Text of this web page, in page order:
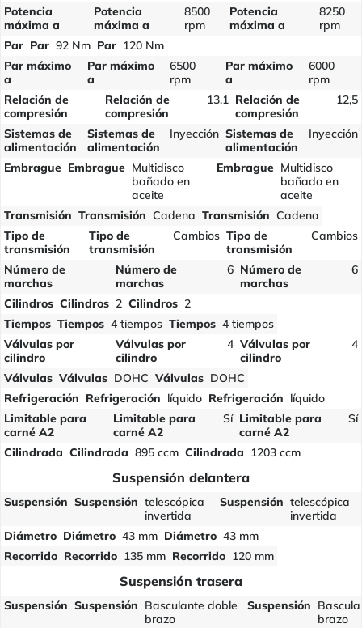
Potencia
máxima a
Potencia
máxima a
8500
rpm
Potencia
máxima a
8250
rpm
Par Par 92 Nm Par 120 Nm
Par máximo
a
Par máximo
a
6500
rpm
Par máximo
a
6000
rpm
Relación de
compresión
Relación de
compresión
13,1 Relación de
compresión
12,5
Sistemas de
alimentación
Sistemas de
alimentación
Inyección Sistemas de
alimentación
Inyección
Embrague Embrague Multidisco
bañado en
aceite
Embrague Multidisco
bañado en
aceite
Transmisión Transmisión Cadena Transmisión Cadena
Tipo de
transmisión
Tipo de
transmisión
Cambios Tipo de
transmisión
Cambios
Número de
marchas
Número de
marchas
6 Número de
marchas
6
Cilindros Cilindros 2 Cilindros 2
Tiempos Tiempos 4 tiempos Tiempos 4 tiempos
Válvulas por
cilindro
Válvulas por
cilindro
4 Válvulas por
cilindro
4
Válvulas Válvulas DOHC Válvulas DOHC
Refrigeración Refrigeración líquido Refrigeración líquido
Limitable para
carné A2
Limitable para
carné A2
Sí Limitable para
carné A2
Sí
Cilindrada Cilindrada 895 ccm Cilindrada 1203 ccm
Suspensión delantera
Suspensión Suspensión telescópica
invertida
Suspensión telescópica
invertida
Diámetro Diámetro 43 mm Diámetro 43 mm
Recorrido Recorrido 135 mm Recorrido 120 mm
Suspensión trasera
Suspensión Suspensión Basculante doble
brazo
Suspensión
brazo